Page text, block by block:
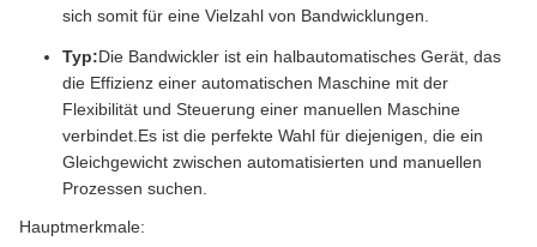
sich somit für eine Vielzahl von Bandwicklungen.
Typ:Die Bandwickler ist ein halbautomatisches Gerät, das
die Effizienz einer automatischen Maschine mit der
Flexibilität und Steuerung einer manuellen Maschine
verbindet.Es ist die perfekte Wahl für diejenigen, die ein
Gleichgewicht zwischen automatisierten und manuellen
Prozessen suchen.
Hauptmerkmale: